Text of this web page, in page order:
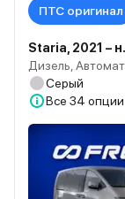
ПТС оригинал
Staria, 2021 –
Дизель,
Серый
Все 34 опции